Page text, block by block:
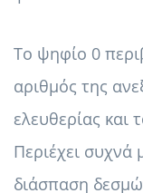
Το ψηφίο 0
αριθμός της
ελευθερίας και
Περιέχει συχνά
διάσπαση